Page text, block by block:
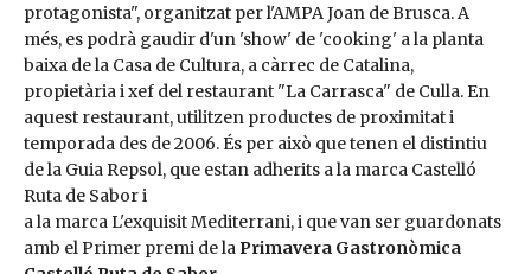
protagonista", organitzat per l'AMPA Joan de Brusca. A
més, es podrà gaudir d'un 'show' de 'cooking' a la planta
baixa de la Casa de Cultura, a càrrec de Catalina,
propietària i xef del restaurant "La Carrasca" de Culla. En
aquest restaurant, utilitzen productes de proximitat i
temporada des de 2006. És per això que tenen el distintiu
de la Guia Repsol, que estan adherits a la marca Castelló
Ruta de Sabor i
a la marca L'exquisit Mediterrani, i que van ser guardonats
amb el Primer premi de la Primavera Gastronòmica